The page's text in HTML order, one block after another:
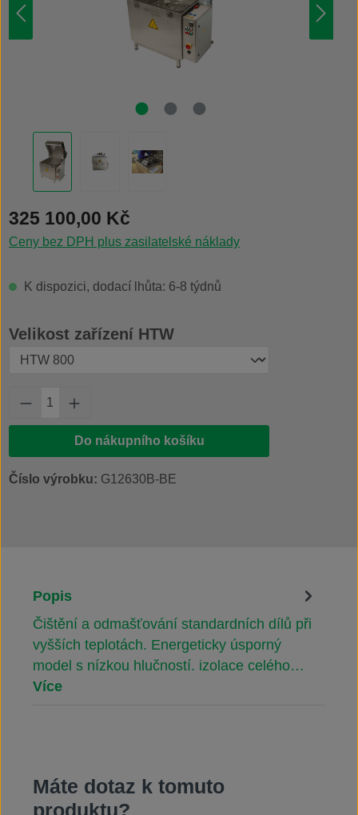
Běžná cena:
325 100,00 Kč
Ceny bez DPH plus zasilatelské náklady
K dispozici, dodací lhůta: 6-8 týdnů
Vyberte
Velikost zařízení HTW
Množství produktu: Zadejte požadované
Do nákupního košíku
Číslo výrobku: G12630B-BE
Popis
Čištění a odmašťování standardních dílů při
vyšších teplotách. Energeticky úsporný
model s nízkou hlučností. izolace celého…
Více
Máte dotaz k tomuto
produktu?